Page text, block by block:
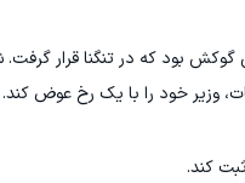
بود که در تنگنا قرار
وزیر خود را با یک رخ عوض کند.
کند.